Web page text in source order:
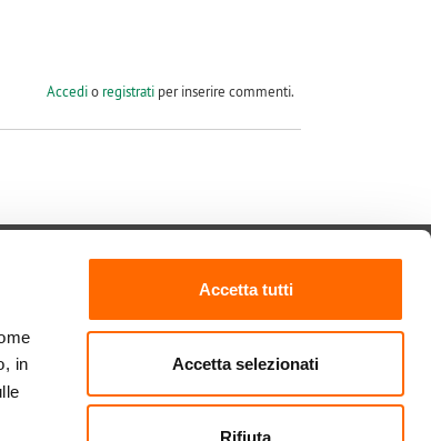
in
Accetta tutti
Accetta selezionati
Rifiuta
Accedio registratiper inserire commenti.